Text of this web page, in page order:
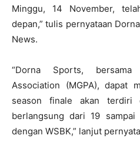
Minggu, 14 November,
depan,” tulis pernyataan
News.
“Dorna Sports,
Association (MGPA), dapat
season finale akan terdiri
berlangsung dari 19 sampai
dengan WSBK,” lanjut